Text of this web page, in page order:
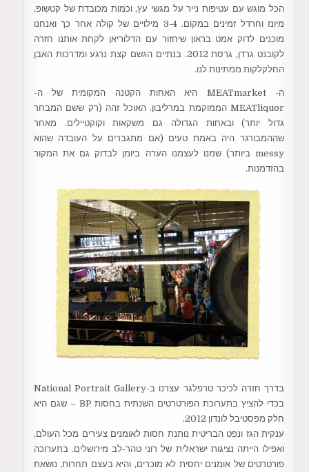
הכל מוגש עם עטיפות נייר על מגשי עץ, וכמות מכובדת של קטשופ,
מיונז וחרדל זמינים במקום. 3-4 מילויים של קולה אחר כך ואנחנו
מוכנים לדוק אמט בראון שיחזור עם הדלוריאן לקחת אותנו חזרה
לקובנט גרדן, גרסת 2012. בנתיים הגשם קצת נרגע ומדרכות האבן
החלקלקות ממתינות לנו.
ה- MEATmarket היא האחות הקטנה המקומית של ה-
MEATliquor הממוקמת במרליבון. האוכל זהה (רק ששם המבחר
גדול יותר) ובאחות הגדולה גם משקאות וקוקטיילים. מאחר
שההמבורגר היה באמת טעים (אם מתגברים על העובדה שהוא
messy ביותר) שמנו לעצמנו הערה ביומן לבדוק גם את המקור
בהזדמנות.
בדרך חזרה לכיכר טרפלגר עצרנו ב-National Portrait Gallery
בכדי להציץ בתערוכת הפורטרטים השנתית בחסות BP – שגם היא
חלק מפסטיבל לונדון 2012.
ענקית הגז ונפט הבריטית נותנת חסות לאומנים צעירים מכל העולם,
ואפילו הייתה נציגות ישראלית של רוני טהר-לב מירושלים. בתערוכה
פורטרטים של אומנים יחסית לא מוכרים, והיא בעצם תחרות, נושאת